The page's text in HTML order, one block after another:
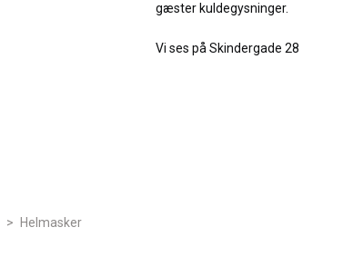
gæster kuldegysninger.
Vi ses på Skindergade 28
> Helmasker